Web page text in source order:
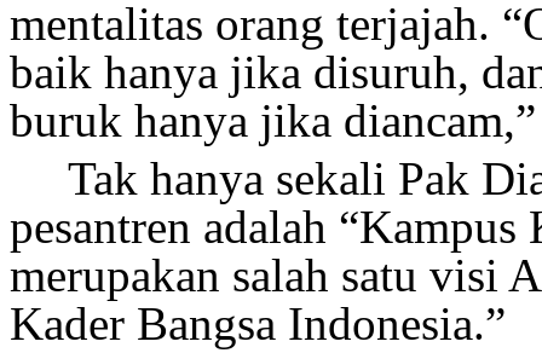
mentalitas orang terjajah.
baik hanya jika disuruh,
buruk hanya jika
Tak hanya sekali Pak
pesantren adalah
merupakan salah satu visi
Kader Bangsa Indonesia.”